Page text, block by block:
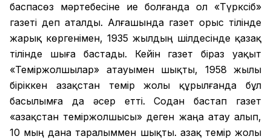
баспасөз мәртебесіне ие болғанда ол «Түрксіб»
газеті деп аталды. Алғашында газет орыс тілінде
жарық көргенімен, 1935 жылдың шілдесінде қазақ
тілінде шыға бастады. Кейін газет біраз уақыт
«Теміржолшылар» атауымен шықты, 1958 жылы
біріккен Қазақстан темір жолы құрылғанда бұл
басылымға да әсер етті. Содан бастап газет
«Қазақстан теміржолшысы» деген жаңа атау алып,
10 мың дана таралыммен шықты. Қазақ темір жолы